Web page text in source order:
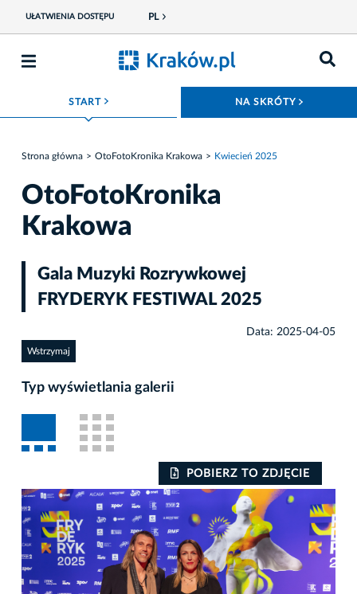
UŁATWIENIA DOSTĘPU PL
START ROZWIŃ MENU NA SKRÓTY
Strona główna OtoFotoKronika Krakowa Kwiecień 2025
OtoFotoKronika
Krakowa
Gala Muzyki Rozrywkowej
FRYDERYK FESTIWAL 2025
Data: 2025-04-05
Wstrzymaj
Typ wyświetlania galerii
POBIERZ TO ZDJĘCIE